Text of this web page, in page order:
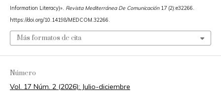
Information Literacy)». Revista Mediterránea De Comunicación17 (2):e32266.
https://doi.org/10.14198/MEDCOM.32266.
Más formatos de cita
Número
Vol. 17 Núm. 2 (2026): Julio-diciembre